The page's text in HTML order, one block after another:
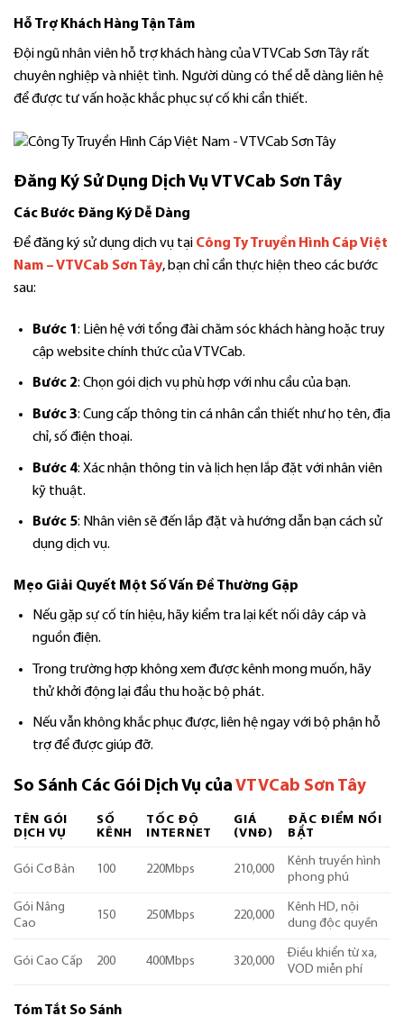
Hỗ Trợ Khách Hàng Tận Tâm
Đội ngũ nhân viên hỗ trợ khách hàng của VTVCab Sơn Tây rất
chuyên nghiệp và nhiệt tình. Người dùng có thể dễ dàng liên hệ
để được tư vấn hoặc khắc phục sự cố khi cần thiết.
Đăng Ký Sử Dụng Dịch Vụ VTVCab Sơn Tây
Các Bước Đăng Ký Dễ Dàng
Để đăng ký sử dụng dịch vụ tại Công Ty Truyền Hình Cáp Việt
Nam – VTVCab Sơn Tây, bạn chỉ cần thực hiện theo các bước
sau:
Bước 1 : Liên hệ với tổng đài chăm sóc khách hàng hoặc truy
cập website chính thức của VTVCab.
Bước 2: Chọn gói dịch vụ phù hợp với nhu cầu của bạn.
Bước 3: Cung cấp thông tin cá nhân cần thiết như họ tên, địa
chỉ, số điện thoại.
Bước 4: Xác nhận thông tin và lịch hẹn lắp đặt với nhân viên
kỹ thuật.
Bước 5: Nhân viên sẽ đến lắp đặt và hướng dẫn bạn cách sử
dụng dịch vụ.
Mẹo Giải Quyết Một Số Vấn Đề Thường Gặp
Nếu gặp sự cố tín hiệu, hãy kiểm tra lại kết nối dây cáp và
nguồn điện.
Trong trường hợp không xem được kênh mong muốn, hãy
thử khởi động lại đầu thu hoặc bộ phát.
Nếu vẫn không khắc phục được, liên hệ ngay với bộ phận hỗ
trợ để được giúp đỡ.
So Sánh Các Gói Dịch Vụ của VTVCab Sơn Tây
TÊN GÓI
DỊCH VỤ
SỐ
KÊNH
TỐC ĐỘ
INTERNET
GIÁ
(VNĐ)
ĐẶC ĐIỂM NỔI
BẬT
Gói Cơ Bản 100 220Mbps 210,000
Kênh truyền hình
phong phú
Gói Nâng
Cao
150 250Mbps 220,000
Kênh HD, nội
dung độc quyền
Gói Cao Cấp 200 400Mbps 320,000
Điều khiển từ xa,
VOD miễn phí
Tóm Tắt So Sánh